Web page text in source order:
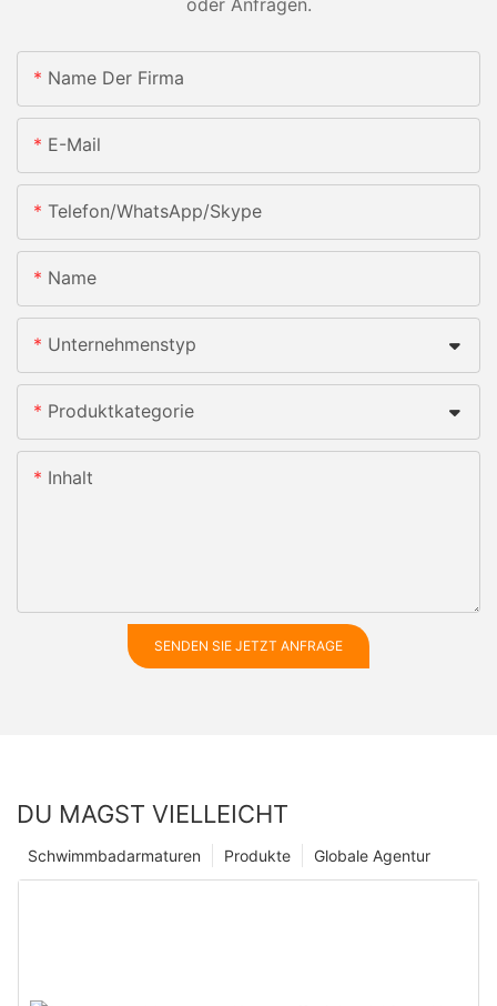
Name Der Firma
E-Mail
Telefon/WhatsApp/Skype
Name
Unternehmenstyp
Produktkategorie
Inhalt
SENDEN SIE JETZT ANFRAGE
DU MAGST VIELLEICHT
Globale Agentur
Produkte
Schwimmbadarmaturen